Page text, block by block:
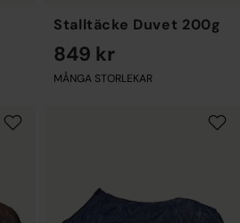
Stalltäcke Duvet 200g
849 kr
MÅNGA STORLEKAR